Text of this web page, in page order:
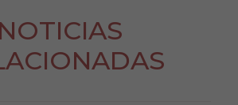
NOTICIAS